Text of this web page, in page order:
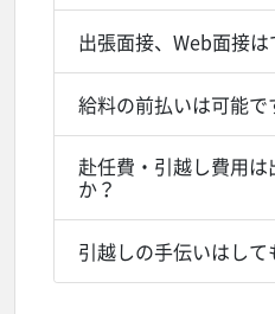
出張面接、Web面接は
給料の前払いは可能で
赴任費・引越し費用
か？
引越しの手伝いはして